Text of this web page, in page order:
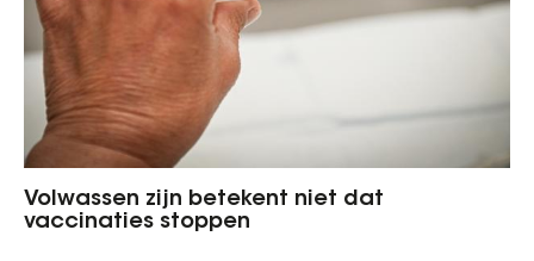
Volwassen zijn betekent niet dat
vaccinaties stoppen